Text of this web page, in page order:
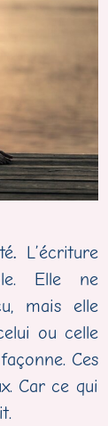
. L’écriture
Elle ne
mais elle
ou celle
Ces
Car ce qui